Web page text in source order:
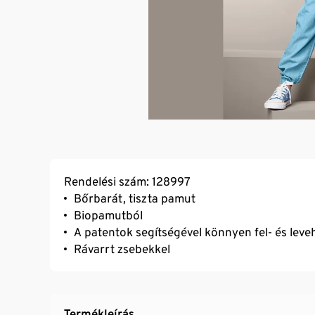
Rendelési szám: 128997
Bőrbarát, tiszta pamut
Biopamutból
A patentok segítségével könnyen fel- és
Rávarrt zsebekkel